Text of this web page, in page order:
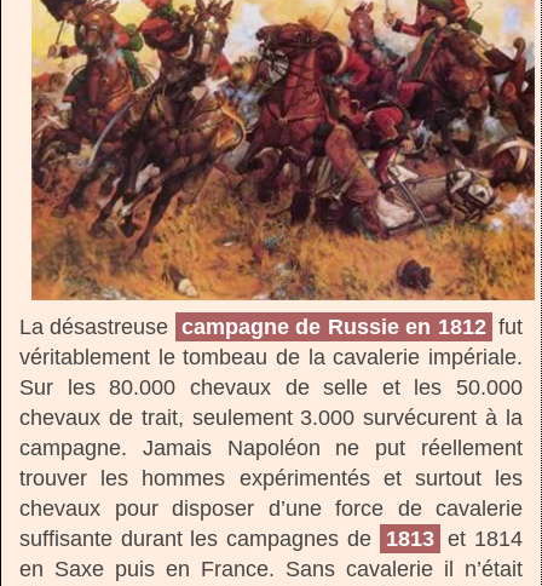
La désastreuse campagne de Russie en 1812 fut
véritablement le tombeau de la cavalerie impériale.
Sur les 80.000 chevaux de selle et les 50.000
chevaux de trait, seulement 3.000 survécurent à la
campagne. Jamais Napoléon ne put réellement
trouver les hommes expérimentés et surtout les
chevaux pour disposer d’une force de cavalerie
suffisante durant les campagnes de
1813 et 1814
en Saxe puis en France. Sans cavalerie il n’était